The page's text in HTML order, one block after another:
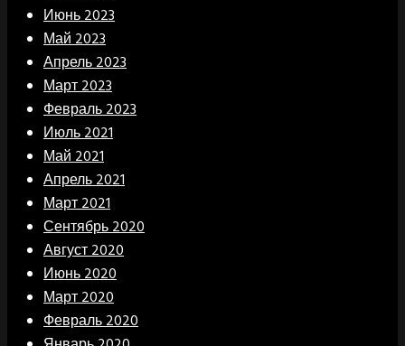
Июнь 2023
Май 2023
Апрель 2023
Март 2023
Февраль 2023
Июль 2021
Май 2021
Апрель 2021
Март 2021
Сентябрь 2020
Август 2020
Июнь 2020
Март 2020
Февраль 2020